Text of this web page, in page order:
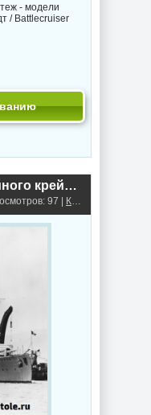
- модели
/ Battlecruiser
Чертёж модели Линейного крейсера Адмирал Шеер / battlecruiser Admiral Scheer для сборки и историческая справка
97 | Крейсеры